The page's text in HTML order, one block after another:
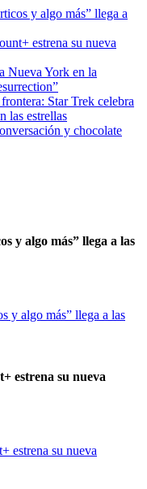
y algo más” llega a
estrena su nueva
Nueva York en la
Star Trek celebra
las estrellas
y chocolate
y algo más” llega a las
estrena su nueva